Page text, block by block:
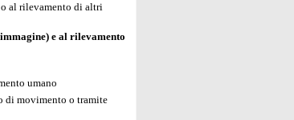
al rilevamento di altri
e al rilevamento
umano
di movimento o tramite